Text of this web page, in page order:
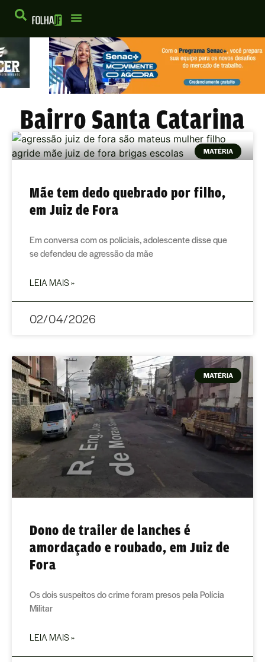
Bairro Santa Catarina
MATÉRIA
Mãe tem dedo quebrado por filho,
em Juiz de Fora
Em conversa com os policiais, adolescente disse que
se defendeu de agressão da mãe
LEIA MAIS »
02/04/2026
MATÉRIA
Dono de trailer de lanches é
amordaçado e roubado, em Juiz de
Fora
Os dois suspeitos do crime foram presos pela Polícia
Militar
LEIA MAIS »